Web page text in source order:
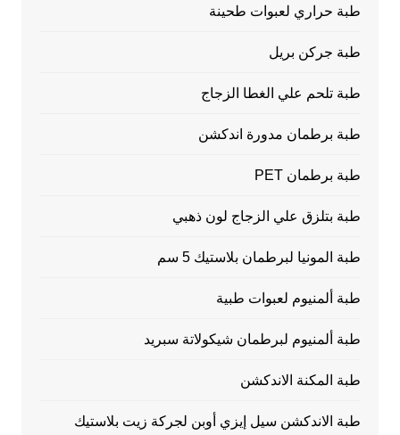
طبة حراري لعبوات طحينة
طبة جركن بريل
طبة تلحم علي الغطا الزجاج
طبة برطمان مدورة اندكشن
طبة برطمان PET
طبة بتلزق علي الزجاج لون ذهبي
طبة المونيا لبرطمان بلاستيك 5 سم
طبة ألمنيوم لعبوات طبية
طبة ألمنيوم لبرطمان شيكولاتة سبريد
طبة المكنة الاندكشن
طبة الاندكشن سيل إيزي أوبن لجركة زيت بلاستيك